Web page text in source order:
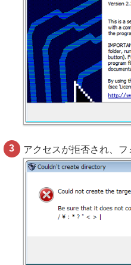
アクセスが拒否され、フ